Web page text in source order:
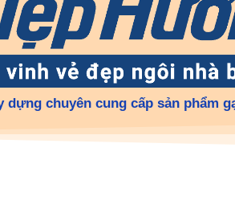
dựng chuyên cung cấp sản phẩm